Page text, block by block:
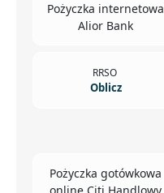
Pożyczka internetowa
Alior Bank
RRSO
Oblicz
Pożyczka gotówkowa